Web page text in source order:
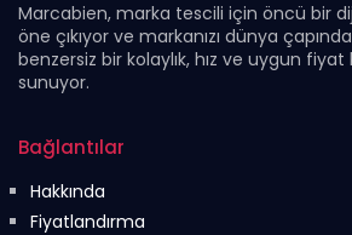
Marcabien, marka tescili için öncü bir
öne çıkıyor ve markanızı dünya
benzersiz bir kolaylık, hız ve uygun
sunuyor.
Bağlantılar
Hakkında
Fiyatlandırma